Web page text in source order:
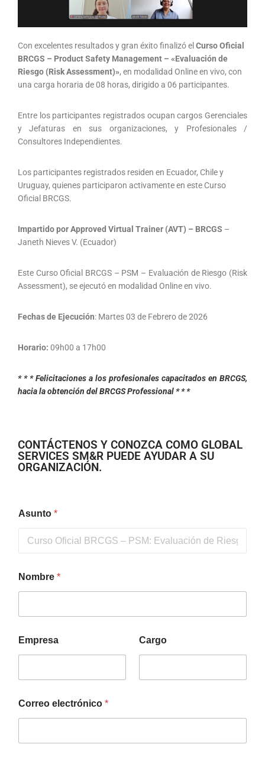
Con excelentes resultados y gran éxito finalizó el Curso Oficial
BRCGS – Product Safety Management – «Evaluación de
Riesgo (Risk Assessment)», en modalidad Online en vivo, con
una carga horaria de 08 horas, dirigido a 06 participantes.
Entre los participantes registrados ocupan cargos Gerenciales
y Jefaturas en sus organizaciones, y Profesionales /
Consultores Independientes.
Los participantes registrados residen en Ecuador, Chile y
Uruguay, quienes participaron activamente en este Curso
Oficial BRCGS.
Impartido por Approved Virtual Trainer (AVT) – BRCGS –
Janeth Nieves V. (Ecuador)
Este Curso Oficial BRCGS – PSM – Evaluación de Riesgo (Risk
Assessment), se ejecutó en modalidad Online en vivo.
Fechas de Ejecución: Martes 03 de Febrero de 2026
Horario: 09h00 a 17h00
* * * Felicitaciones a los profesionales capacitados en BRCGS,
hacia la obtención del BRCGS Professional * * *
CONTÁCTENOS Y CONOZCA COMO GLOBAL
SERVICES SM&R PUEDE AYUDAR A SU
ORGANIZACIÓN.
Asunto *
Nombre *
Empresa Cargo
Correo electrónico *